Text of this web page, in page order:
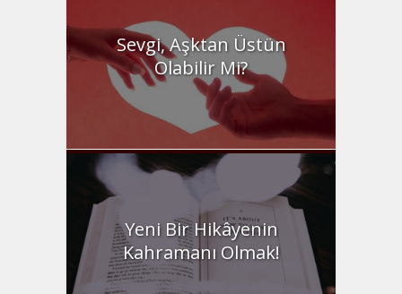
Sevgi, Aşktan Üstün
Olabilir Mi?
Yeni Bir Hikâyenin
Kahramanı Olmak!